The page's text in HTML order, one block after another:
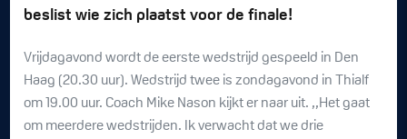
beslist wie zich plaatst voor de finale!
Vrijdagavond wordt de eerste wedstrijd gespeeld in Den
Haag (20.30 uur). Wedstrijd twee is zondagavond in Thialf
om 19.00 uur. Coach Mike Nason kijkt er naar uit. ,,Het gaat
om meerdere wedstrijden. Ik verwacht dat we drie